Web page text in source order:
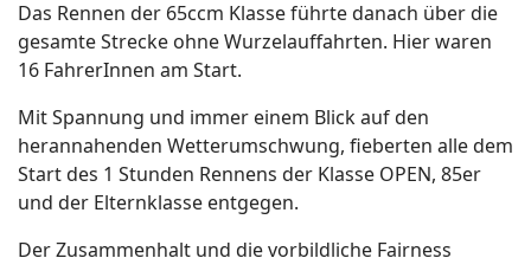
Das Rennen der 65ccm Klasse führte danach über die
gesamte Strecke ohne Wurzelauffahrten. Hier waren
16 FahrerInnen am Start.
Mit Spannung und immer einem Blick auf den
herannahenden Wetterumschwung, fieberten alle dem
Start des 1 Stunden Rennens der Klasse OPEN, 85er
und der Elternklasse entgegen.
Der Zusammenhalt und die vorbildliche Fairness